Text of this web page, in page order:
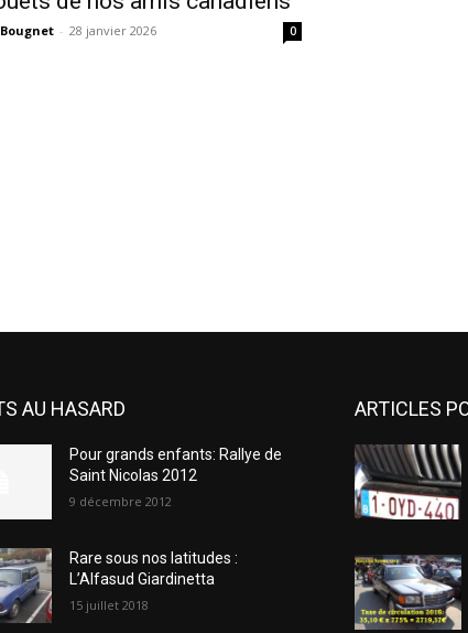
- 28 janvier 2026 0
AU HASARD
Pour grands enfants: Rallye de
Saint Nicolas 2012
9 décembre 2012
Rare sous nos latitudes :
L’Alfasud Giardinetta
15 juillet 2018
ARTICLES